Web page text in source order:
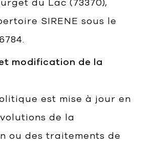
SIRENE sous le
modification de la
est mise à jour en
de la
ou des traitements de